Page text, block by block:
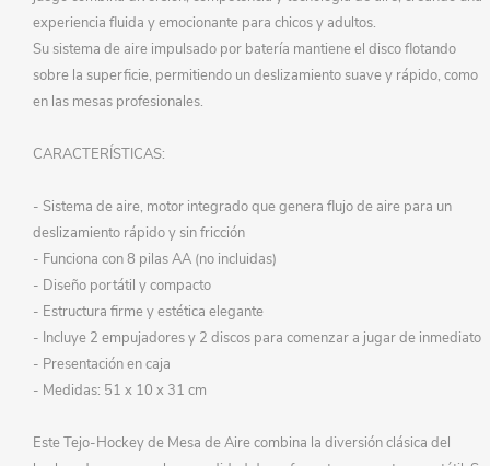
experiencia fluida y emocionante para chicos y adultos.
Su sistema de aire impulsado por batería mantiene el disco flotando
sobre la superficie, permitiendo un deslizamiento suave y rápido, como
en las mesas profesionales.
CARACTERÍSTICAS:
- Sistema de aire, motor integrado que genera flujo de aire para un
deslizamiento rápido y sin fricción
- Funciona con 8 pilas AA (no incluidas)
- Diseño portátil y compacto
- Estructura firme y estética elegante
- Incluye 2 empujadores y 2 discos para comenzar a jugar de inmediato
- Presentación en caja
- Medidas: 51 x 10 x 31 cm
Este Tejo-Hockey de Mesa de Aire combina la diversión clásica del